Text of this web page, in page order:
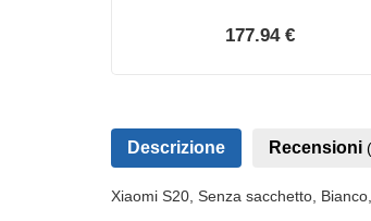
177.94 €
Descrizione Recensioni
Xiaomi S20, Senza sacchetto,